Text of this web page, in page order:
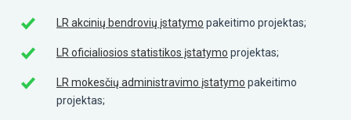
LR akcinių bendrovių įstatymo pakeitimo projektas;
LR oficialiosios statistikos įstatymo projektas;
LR mokesčių administravimo įstatymo pakeitimo
projektas;